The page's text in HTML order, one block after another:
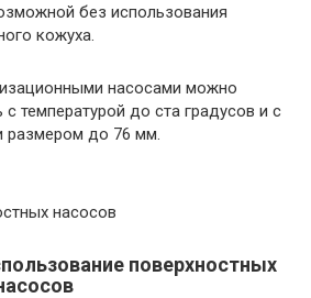
без использования
кожуха.
насосами можно
температурой до ста градусов и с
размером до 76 мм.
насосов
поверхностных